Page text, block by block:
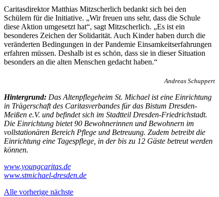
Caritasdirektor Matthias Mitzscherlich bedankt sich bei den
Schülern für die Initiative. „Wir freuen uns sehr, dass die Schule
diese Aktion umgesetzt hat“, sagt Mitzscherlich. „Es ist ein
besonderes Zeichen der Solidarität. Auch Kinder haben durch die
veränderten Bedingungen in der Pandemie Einsamkeitserfahrungen
erfahren müssen. Deshalb ist es schön, dass sie in dieser Situation
besonders an die alten Menschen gedacht haben.“
Andreas Schuppert
Hintergrund: Das Altenpflegeheim St. Michael ist eine Einrichtung
in Trägerschaft des Caritasverbandes für das Bistum Dresden-
Meißen e.V. und befindet sich im Stadtteil Dresden-Friedrichstadt.
Die Einrichtung bietet 90 Bewohnerinnen und Bewohnern im
vollstationären Bereich Pflege und Betreuung. Zudem betreibt die
Einrichtung eine Tagespflege, in der bis zu 12 Gäste betreut werden
können.
www.youngcaritas.de
www.stmichael-dresden.de
Alle vorherige nächste